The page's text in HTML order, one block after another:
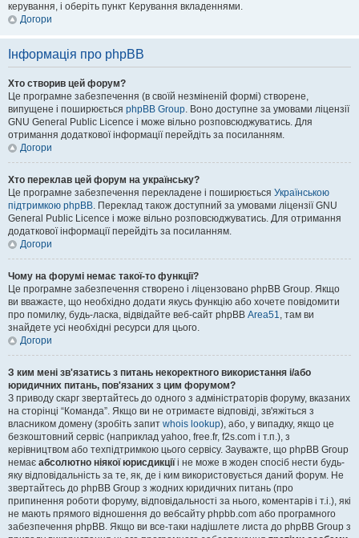
керування, і оберіть пункт Керування вкладеннями.
Догори
Інформація про phpBB
Хто створив цей форум?
Це програмне забезпечення (в своїй незміненій формі) створене,
випущене і поширюється phpBB Group. Воно доступне за умовами ліцензії
GNU General Public Licence і може вільно розповсюджуватись. Для
отримання додаткової інформації перейдіть за посиланням.
Догори
Хто переклав цей форум на українську?
Це програмне забезпечення перекладене і поширюється Українською
підтримкою phpBB. Переклад також доступний за умовами ліцензії GNU
General Public Licence і може вільно розповсюджуватись. Для отримання
додаткової інформації перейдіть за посиланням.
Догори
Чому на форумі немає такої-то функції?
Це програмне забезпечення створено і ліцензовано phpBB Group. Якщо
ви вважаєте, що необхідно додати якусь функцію або хочете повідомити
про помилку, будь-ласка, відвідайте веб-сайт phpBB Area51, там ви
знайдете усі необхідні ресурси для цього.
Догори
З ким мені зв'язатись з питань некоректного використання і/або
юридичних питань, пов'язаних з цим форумом?
З приводу скарг звертайтесь до одного з адміністраторів форуму, вказаних
на сторінці “Команда”. Якщо ви не отримаєте відповіді, зв'яжіться з
власником домену (зробіть запит whois lookup), або, у випадку, якщо це
безкоштовний сервіс (наприклад yahoo, free.fr, f2s.com і т.п.), з
керівництвом або техпідтримкою цього сервісу. Зауважте, що phpBB Group
немає абсолютно ніякої юрисдикціїі не може в жоден спосіб нести будь-
яку відповідальність за те, як, де і ким використовується даний форум. Не
звертайтесь до phpBB Group з жодних юридичних питань (про
припинення роботи форуму, відповідальності за нього, коментарів і т.і.), які
не мають прямого відношення до вебсайту phpbb.com або програмного
забезпечення phpBB. Якщо ви все-таки надішлете листа до phpBB Group з